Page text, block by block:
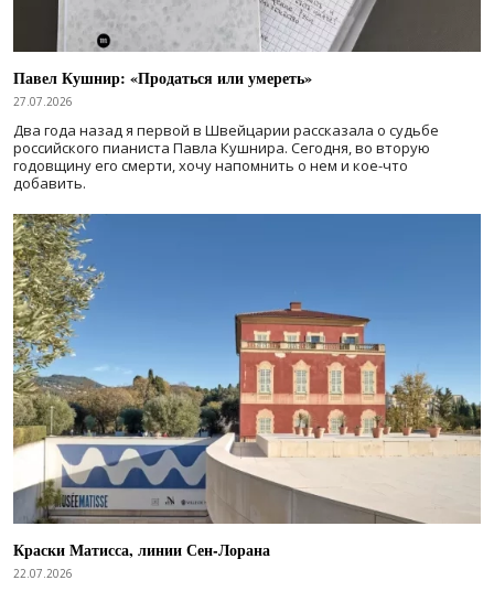
Павел Кушнир: «Продаться или умереть»
27.07.2026
Два года назад я первой в Швейцарии рассказала о судьбе
российского пианиста Павла Кушнира. Сегодня, во вторую
годовщину его смерти, хочу напомнить о нем и кое-что
добавить.
Краски Матисса, линии Сен-Лорана
22.07.2026